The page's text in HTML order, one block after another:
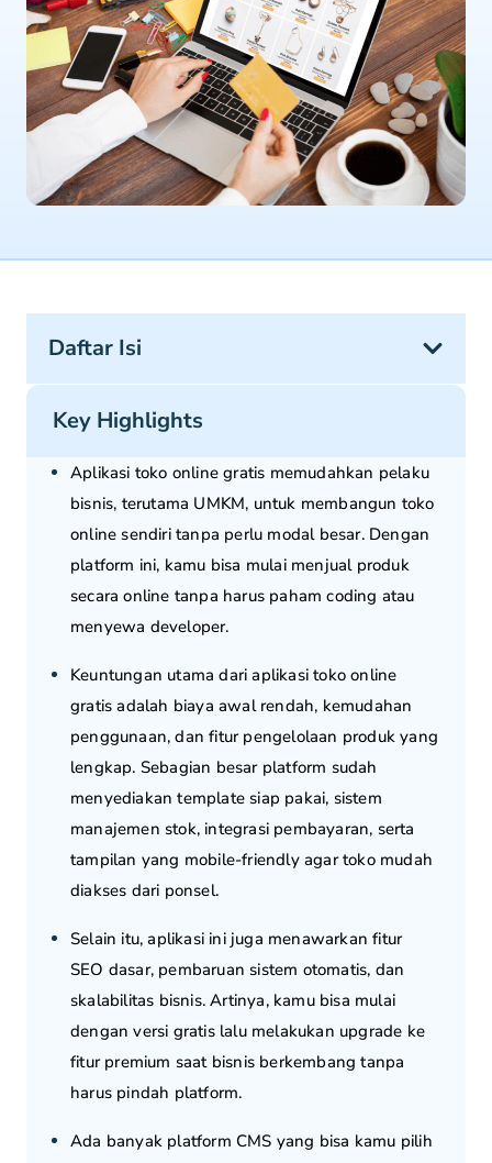
Key Highlights
Aplikasi toko online gratis memudahkan pelaku
bisnis, terutama UMKM, untuk membangun toko
online sendiri tanpa perlu modal besar. Dengan
platform ini, kamu bisa mulai menjual produk
secara online tanpa harus paham coding atau
menyewa developer.
Keuntungan utama dari aplikasi toko online
gratis adalah biaya awal rendah, kemudahan
penggunaan, dan fitur pengelolaan produk yang
lengkap. Sebagian besar platform sudah
menyediakan template siap pakai, sistem
manajemen stok, integrasi pembayaran, serta
tampilan yang mobile-friendly agar toko mudah
diakses dari ponsel.
Selain itu, aplikasi ini juga menawarkan fitur
SEO dasar, pembaruan sistem otomatis, dan
skalabilitas bisnis. Artinya, kamu bisa mulai
dengan versi gratis lalu melakukan upgrade ke
fitur premium saat bisnis berkembang tanpa
harus pindah platform.
Ada banyak platform CMS yang bisa kamu pilih
Daftar Isi